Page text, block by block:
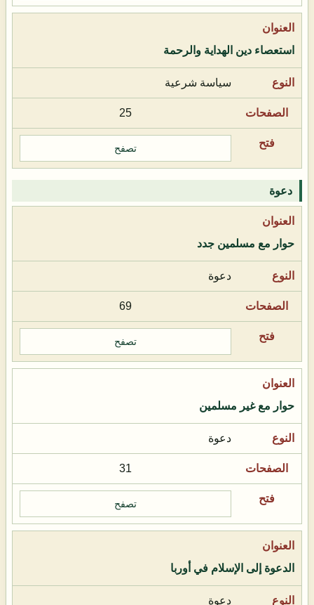
استعصاء دين الهداية والرحمة
سياسة شرعية
25
تصفح
دعوة
حوار مع مسلمين جدد
دعوة
69
تصفح
حوار مع غير مسلمين
دعوة
31
تصفح
الدعوة إلى الإسلام في أوربا
دعوة